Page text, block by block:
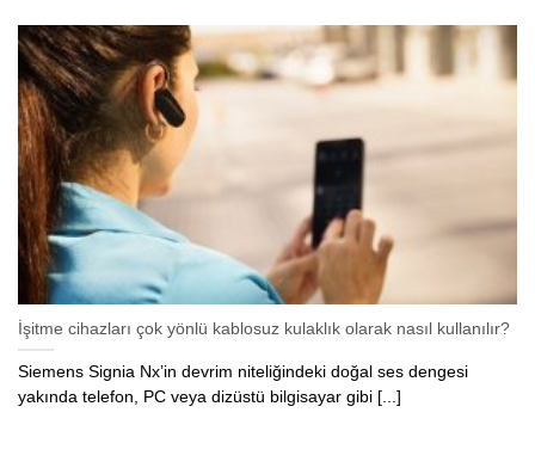
İşitme cihazları çok yönlü kablosuz kulaklık olarak nasıl kullanılır?
Siemens Signia Nx’in devrim niteliğindeki doğal ses dengesi
yakında telefon, PC veya dizüstü bilgisayar gibi [...]